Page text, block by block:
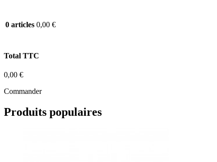
0 articles 0,00 €
Total TTC
0,00 €
Commander
Produits populaires